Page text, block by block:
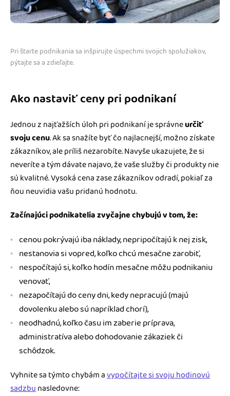
Pri štarte podnikania sa inšpirujte úspechmi svojich spolužiakov,
pýtajte sa a zdieľajte.
Ako nastaviť ceny pri podnikaní
Jednou z najťažších úloh pri podnikaní je správneurčiť
svoju cenu. Ak sa snažíte byť čo najlacnejší, možno získate
zákazníkov, ale príliš nezarobíte. Navyše ukazujete, že si
neveríte a tým dávate najavo, že vaše služby či produkty nie
sú kvalitné. Vysoká cena zase zákazníkov odradí, pokiaľ za
ňou neuvidia vašu pridanú hodnotu.
Začínajúci podnikatelia zvyčajne chybujú v tom, že:
cenou pokrývajú iba náklady, nepripočítajú k nej zisk,
nestanovia si vopred, koľko chcú mesačne zarobiť,
nespočítajú si, koľko hodín mesačne môžu podnikaniu
venovať,
nezapočítajú do ceny dni, kedy nepracujú (majú
dovolenku alebo sú napríklad chorí),
neodhadnú, koľko času im zaberie príprava,
administratíva alebo dohodovanie zákaziek či
schôdzok.
Vyhnite sa týmto chybám avypočítajte si svoju hodinovú
sadzbunasledovne: